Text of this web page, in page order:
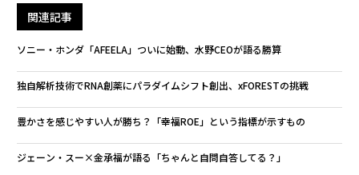
関連記事
ソニー・ホンダ「AFEELA」ついに始動、水野CEOが語る勝算
独自解析技術でRNA創薬にパラダイムシフト創出、xFORESTの挑戦
豊かさを感じやすい人が勝ち？「幸福ROE」という指標が示すもの
ジェーン・スー×金承福が語る「ちゃんと自問自答してる？」